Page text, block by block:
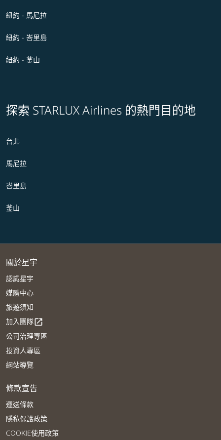
紐約 - 馬尼拉
紐約 - 峇里島
紐約 - 釜山
探索 STARLUX Airlines 的熱門目的地
台北
馬尼拉
峇里島
釜山
關於星宇
認識星宇
媒體中心
旅遊須知
加入團隊open_in_new
公司治理專區
投資人專區
網站導覽
條款宣告
運送條款
隱私保護政策
COOKIE使用政策